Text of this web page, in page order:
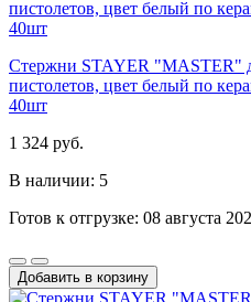
Стержни STAYER "MASTER"
пистолетов, цвет белый по
40шт
1 324 руб.
В наличии: 5
Готов к отгрузке: 08 августа
Добавить в корзину